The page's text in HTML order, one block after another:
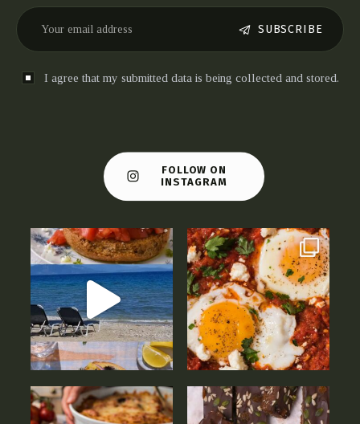
SUBSCRIBE
I agree that my submitted data is being collected and stored.
FOLLOW ON
INSTAGRAM